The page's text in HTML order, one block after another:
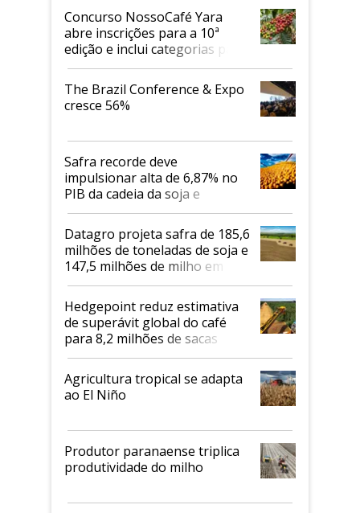
Concurso NossoCafé Yara
abre inscrições para a 10ª
edição e inclui categorias para
cafés Canephora
The Brazil Conference & Expo
cresce 56%
Safra recorde deve
impulsionar alta de 6,87% no
PIB da cadeia da soja e
biodiesel em 2026
Datagro projeta safra de 185,6
milhões de toneladas de soja e
147,5 milhões de milho em
2026/27
Hedgepoint reduz estimativa
de superávit global do café
para 8,2 milhões de sacas
Agricultura tropical se adapta
ao El Niño
Produtor paranaense triplica
produtividade do milho